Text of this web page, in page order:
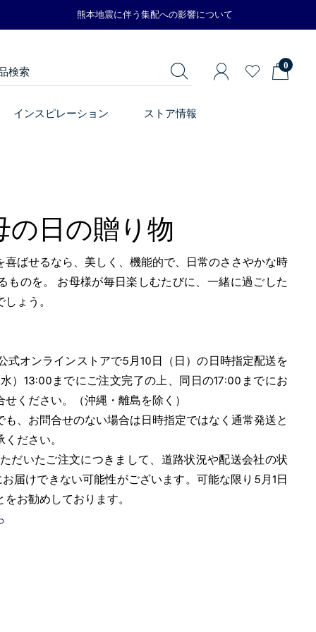
熊本地震に伴う集配への影響について
0
インスピレーション ストア情報
の日の贈り物
喜ばせるなら、美しく、機能的で、日常のささやかな時
ものを。 お母様が毎日楽しむたびに、一緒に過ごした
ょう。
式オンラインストアで5月10日（日）の日時指定配送を
）13:00までにご注文完了の上、同日の17:00までにお
ください。（沖縄・離島を除く）
、お問合せのない場合は日時指定ではなく通常発送と
ださい。
だいたご注文につきまして、道路状況や配送会社の状
届けできない可能性がございます。可能な限り5月1日
お勧めしております。